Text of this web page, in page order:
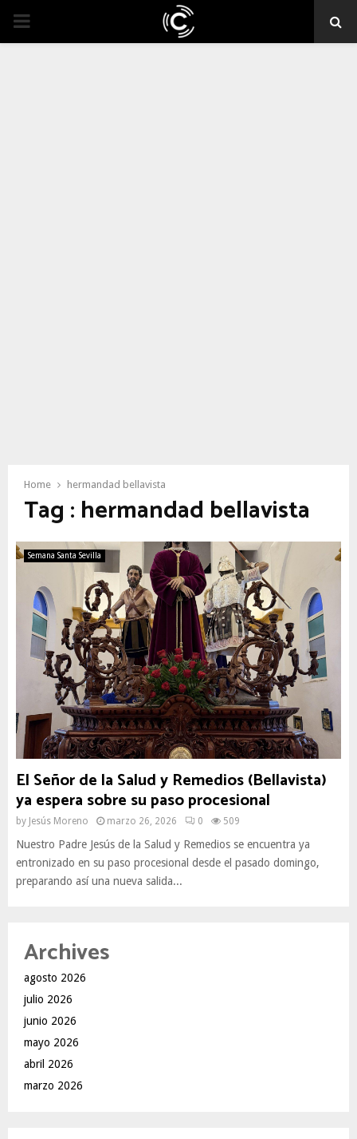
PRIMARY
Home hermandad bellavista
Tag : hermandad bellavista
Semana Santa Sevilla
El Señor de la Salud y Remedios (Bellavista)
ya espera sobre su paso procesional
by Jesús Moreno marzo 26, 2026 0 509
Nuestro Padre Jesús de la Salud y Remedios se encuentra ya
entronizado en su paso procesional desde el pasado domingo,
preparando así una nueva salida...
Archives
agosto 2026
julio 2026
junio 2026
mayo 2026
abril 2026
marzo 2026